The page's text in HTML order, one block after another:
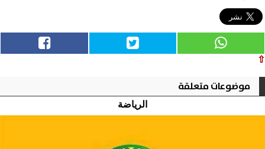
⇧
موضوعات متعلقة
الرياضة